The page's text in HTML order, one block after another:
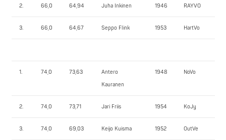
2. 66,0 64,94 Juha Inkinen 1946 RAYVO
3. 66,0 64,67 Seppo Flink 1953 HartVo
1. 74,0 73,63
Antero
Kauranen
1948 NoVo
2. 74,0 73,71 Jari Friis 1954 KoJy
3. 74,0 69,03 Keijo Kuisma 1952 OutVe